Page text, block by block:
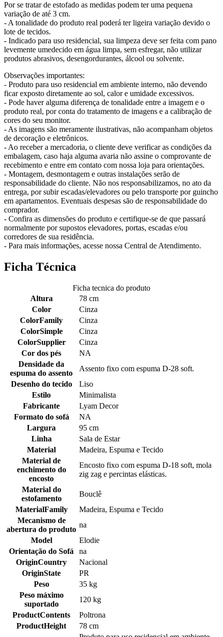
Por se tratar de estofado as medidas podem ter uma pequena
variação de até 3 cm.
- A tonalidade do produto real poderá ter ligeira variação devido o
lote de tecidos.
- Indicado para uso residencial, sua limpeza deve ser feita com pano
levemente umedecido em água limpa, sem esfregar, não utilizar
produtos abrasivos, desengordurantes, álcool ou solvente.
Observações importantes:
- Produto para uso residencial em ambiente interno, não devendo
ficar exposto diretamente ao sol, calor e umidade excessivos.
- Pode haver alguma diferença de tonalidade entre a imagem e o
produto real, por conta do tratamento de imagens e a calibração de
cores do seu monitor.
- As imagens são meramente ilustrativas, não acompanham objetos
de decoração e eletrônicos.
- Ao receber a mercadoria, o cliente deve verificar as condições da
embalagem, caso haja alguma avaria não assine o comprovante de
recebimento e entre em contato com nossa loja para orientações.
- Montagem, desmontagem e outras instalações serão de
responsabilidade do cliente. Não nos responsabilizamos, no ato da
entrega, por subir escadas/elevadores ou pelo transporte por guincho
em apartamentos. Eventuais despesas são de responsabilidade do
comprador.
- Confira as dimensões do produto e certifique-se de que passará
normalmente por supostos elevadores, portas, escadas e/ou
corredores de sua residência.
- Para mais informações, acesse nossa Central de Atendimento.
Ficha Técnica
Ficha tecnica do produto
Altura
78 cm
Color
Cinza
ColorFamily
Cinza
ColorSimple
Cinza
ColorSupplier
Cinza
Cor dos pés
NA
Densidade da
espuma do assento
Assento fixo com espuma D-28 soft.
Desenho do tecido
Liso
Estilo
Minimalista
Fabricante
Lyam Decor
Formato do sofá
NA
Largura
95 cm
Linha
Sala de Estar
Material
Madeira, Espuma e Tecido
Material de
enchimento do
encosto
Encosto fixo com espuma D-18 soft, mola
zig zag e percintas elásticas.
Material do
estofamento
Bouclê
MaterialFamily
Madeira, Espuma e Tecido
Mecanismo de
abertura do produto
na
Model
Elodie
Orientação do Sofá
na
OriginCountry
Nacional
OriginState
PR
Peso
35 kg
Peso máximo
suportado
120 kg
ProductContents
Poltrona
ProductHeight
78 cm